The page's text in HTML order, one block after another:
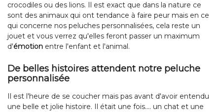
crocodiles ou des lions. Il est exact que dans la nature ce
sont des animaux qui ont tendance à faire peur mais en ce
qui concerne nos peluches personnalisées, cela reste un
jouet et vous verrez qu'elles feront passer un maximum
d'émotion entre l'enfant et l'animal.
De belles histoires attendent notre peluche
personnalisée
Il est l'heure de se coucher mais pas avant d'avoir entendu
une belle et jolie histoire. Il était une fois.... un chat et une